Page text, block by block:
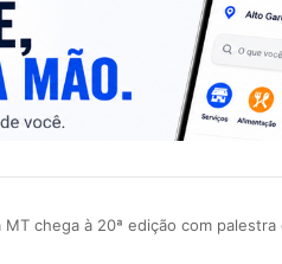
chega à 20ª edição com